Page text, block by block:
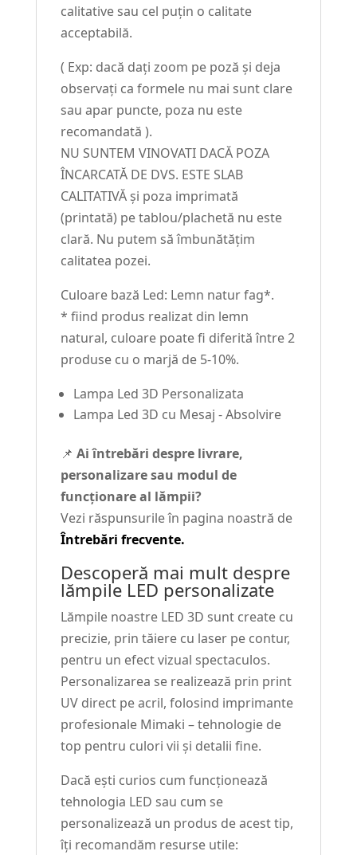
calitative sau cel puțin o calitate
acceptabilă.
( Exp: dacă dați zoom pe poză și deja
observați ca formele nu mai sunt clare
sau apar puncte, poza nu este
recomandată ).
NU SUNTEM VINOVATI DACĂ POZA
ÎNCARCATĂ DE DVS. ESTE SLAB
CALITATIVĂ și poza imprimată
(printată) pe tablou/plachetă nu este
clară. Nu putem să îmbunătățim
calitatea pozei.
Culoare bază Led: Lemn natur fag*.
* fiind produs realizat din lemn
natural, culoare poate fi diferită între 2
produse cu o marjă de 5-10%.
Lampa Led 3D Personalizata
Lampa Led 3D cu Mesaj - Absolvire
📌 Ai întrebări despre livrare,
personalizare sau modul de
funcționare al lămpii?
Vezi răspunsurile în pagina noastră de
Întrebări frecvente.
Descoperă mai mult despre
lămpile LED personalizate
Lămpile noastre LED 3D sunt create cu
precizie, prin tăiere cu laser pe contur,
pentru un efect vizual spectaculos.
Personalizarea se realizează prin print
UV direct pe acril, folosind imprimante
profesionale Mimaki – tehnologie de
top pentru culori vii și detalii fine.
Dacă ești curios cum funcționează
tehnologia LED sau cum se
personalizează un produs de acest tip,
îți recomandăm resurse utile: